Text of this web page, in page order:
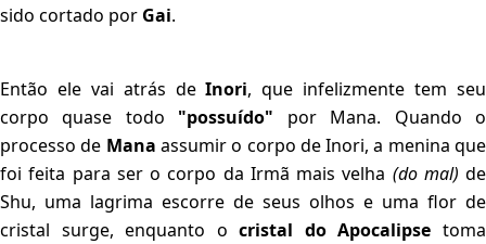
sido cortado por Gai.
Então ele vai atrás deInori, que infelizmente tem seu
corpo quase todo "possuído" por Mana. Quando o
processo de Mana assumir o corpo de Inori, a menina que
foi feita para ser o corpo da Irmã mais velha (do mal) de
Shu, uma lagrima escorre de seus olhos e uma flor de
cristal surge, enquanto ocristal do Apocalipse toma